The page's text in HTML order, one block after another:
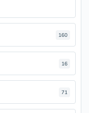
160
16
71